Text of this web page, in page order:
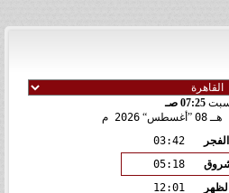
07:25 صـ
08 أغسطس 2026 م
الفجر
03:42
05:18
الظهر
12:01